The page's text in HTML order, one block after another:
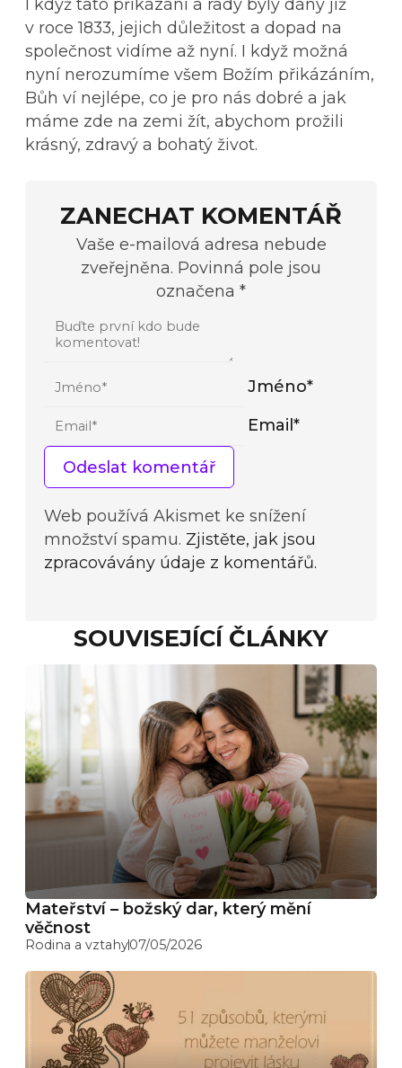
I když tato přikázání a rady byly dány již
v roce 1833, jejich důležitost a dopad na
společnost vidíme až nyní. I když možná
nyní nerozumíme všem Božím přikázáním,
Bůh ví nejlépe, co je pro nás dobré a jak
máme zde na zemi žít, abychom prožili
krásný, zdravý a bohatý život.
ZANECHAT KOMENTÁŘ
Vaše e-mailová adresa nebude
zveřejněna. Povinná pole jsou
označena *
Jméno*
Email*
Web používá Akismet ke snížení
množství spamu. Zjistěte, jak jsou
zpracovávány údaje z komentářů.
SOUVISEJÍCÍ ČLÁNKY
Mateřství – božský dar, který mění
věčnost
Rodina a vztahy07/05/2026